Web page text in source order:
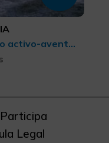
Turismo deportivo, Turismo activo-aventura
Participa
Legal